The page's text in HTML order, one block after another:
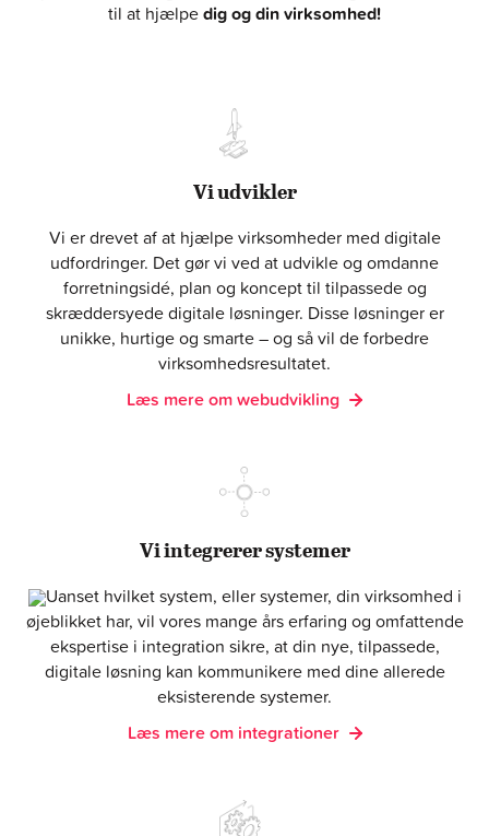
til at hjælpedig og din virksomhed!
Vi udvikler
Vi er drevet af at hjælpe virksomheder med digitale
udfordringer. Det gør vi ved at udvikle og omdanne
forretningsidé, plan og koncept til tilpassede og
skræddersyede digitale løsninger. Disse løsninger er
unikke, hurtige og smarte – og så vil de forbedre
virksomhedsresultatet.
Læs mere om webudvikling
Vi integrerer systemer
Uanset hvilket system, eller systemer, din virksomhed i
øjeblikket har, vil vores mange års erfaring og omfattende
ekspertise i integration sikre, at din nye, tilpassede,
digitale løsning kan kommunikere med dine allerede
eksisterende systemer.
Læs mere om integrationer